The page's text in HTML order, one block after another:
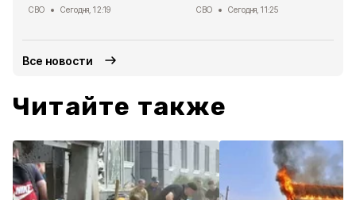
СВО Сегодня, 12:19 СВО Сегодня, 11:25
Все новости
Читайте также